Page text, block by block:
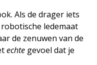
Als de drager iets
ledemaat
de zenuwen van de
echte gevoel dat je